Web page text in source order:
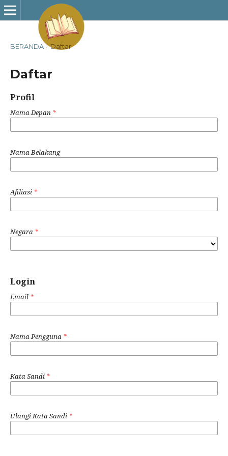
BERANDA / Daftar
Daftar
Profil
Nama Depan *
Nama Belakang
Afiliasi *
Negara *
Login
Email *
Nama Pengguna *
Kata Sandi *
Ulangi Kata Sandi *